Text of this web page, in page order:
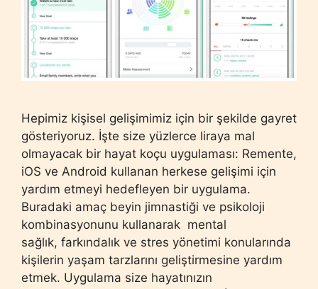
Hepimiz kişisel gelişimimiz için bir şekilde gayret
gösteriyoruz. İşte size yüzlerce liraya mal
olmayacak bir hayat koçu uygulaması: Remente,
iOS ve Android kullanan herkese gelişimi için
yardım etmeyi hedefleyen bir uygulama.
Buradaki amaç beyin jimnastiği ve psikoloji
kombinasyonunu kullanarak mental
sağlık, farkındalık ve stres yönetimi konularında
kişilerin yaşam tarzlarını geliştirmesine yardım
etmek. Uygulama size hayatınızın